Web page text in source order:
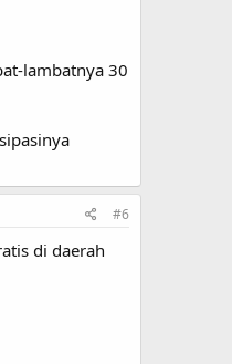
lambatnya 30
#6
di daerah